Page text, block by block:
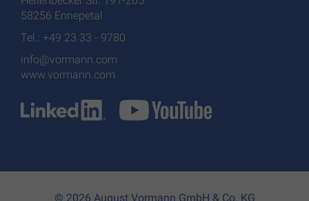
58256 Ennepetal
Tel.: +49 23 33 - 9780
info@vormann.com
www.vormann.com
© 2026 August Vormann GmbH & Co. KG